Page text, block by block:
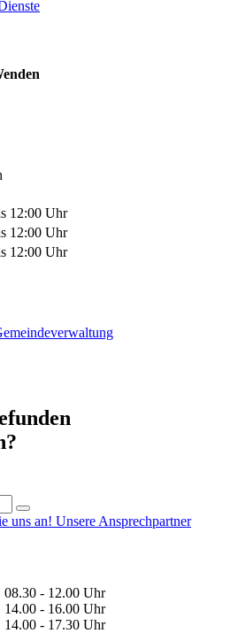
12:00 Uhr
12:00 Uhr
12:00 Uhr
uns an! Unsere Ansprechpartner
08.30 - 12.00 Uhr
14.00 - 16.00 Uhr
14.00 - 17.30 Uhr